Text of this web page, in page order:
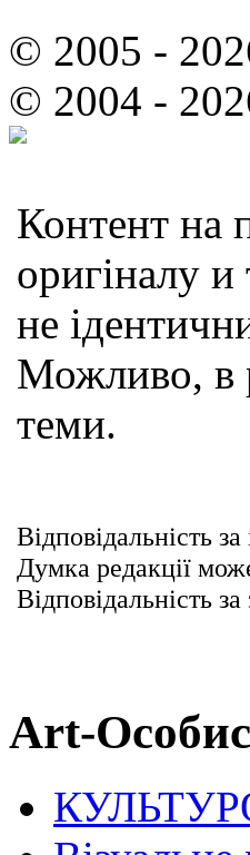
© 2005 -
© 2004 -
Контент на
оригіналу и
не
Можливо, в
теми.
Відповідальність
Думка редакції
Відповідальність
Art-